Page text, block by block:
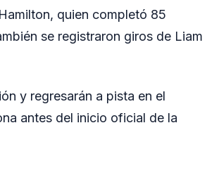
quien completó 85
se registraron giros de Liam
y regresarán a pista en el
antes del inicio oficial de la